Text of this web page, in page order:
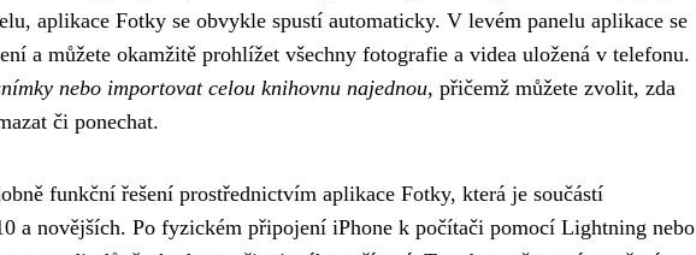
aplikace Fotky se obvykle spustí automaticky. V levém panelu aplikace se
a můžete okamžitě prohlížet všechny fotografie a videa uložená v telefonu.
nebo importovat celou knihovnu najednou, přičemž můžete zvolit, zda
či ponechat.
funkční řešení prostřednictvím aplikace Fotky, která je součástí
a novějších. Po fyzickém připojení iPhone k počítači pomocí Lightning nebo